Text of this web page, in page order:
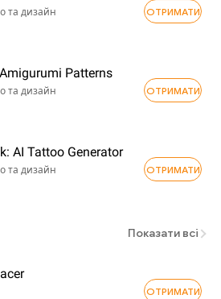
та дизайн ОТРИМАТИ
Patterns
та дизайн ОТРИМАТИ
AI Tattoo Generator
та дизайн ОТРИМАТИ
Показати всі
ОТРИМАТИ